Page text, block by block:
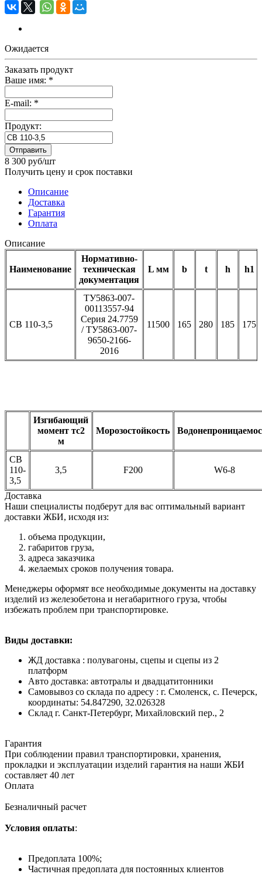
Ожидается
Заказать продукт
Ваше имя: *
E-mail: *
Продукт:
Отправить
8 300 руб/шт
Получить цену и срок поставки
Описание
Доставка
Гарантия
Оплата
Описание
Наименование
Нормативно-
техническая
документация
L мм b t h h1
СВ 110-3,5
ТУ5863-007-
00113557-94
Серия 24.7759
/ ТУ5863-007-
9650-2166-
2016
11500 165 280 185 175
Изгибающий
момент тс2
м
Морозостойкость
СВ
110-
3,5
3,5 F200 W6-8
Доставка
Наши специалисты подберут для вас оптимальный вариант
доставки ЖБИ, исходя из:
объема продукции,
габаритов груза,
адреса заказчика
желаемых сроков получения товара.
Менеджеры оформят все необходимые документы на доставку
изделий из железобетона и негабаритного груза, чтобы
избежать проблем при транспортировке.
Виды доставки:
ЖД доставка : полувагоны, сцепы и сцепы из 2
платформ
Авто доставка: автотралы и двадцатитонники
Самовывоз со склада по адресу : г. Смоленск, с. Печерск,
координаты: 54.847290, 32.026328
Cклад г. Санкт-Петербург, Михайловский пер., 2
Гарантия
При соблюдении правил транспортировки, хранения,
прокладки и эксплуатации изделий гарантия на наши ЖБИ
составляет 40 лет
Оплата
Безналичный расчет
Условия оплаты:
Предоплата 100%;
Частичная предоплата для постоянных клиентов